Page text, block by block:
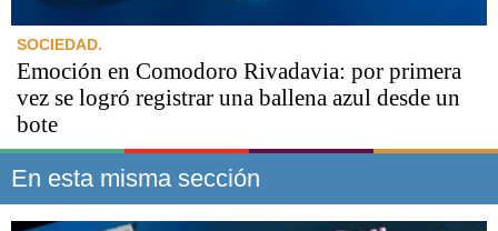
SOCIEDAD.
Emoción en Comodoro Rivadavia: por primera
vez se logró registrar una ballena azul desde un
bote
En esta misma sección